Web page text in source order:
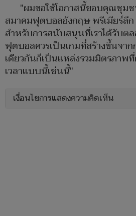
"ผมขอใช้โอกาสนี้ขอบคุณชุม
สมาคมฟุตบอลอังกฤษ พรีเมียร์ลีก
สำหรับการสนับสนุนที่เราได้รับต
ฟุตบอลควรเป็นเกมที่สร้างขึ้นจา
เดียวกันก็เป็นแหล่งรวมมิตรภาพที่
เวลาแบบนี้เช่นนี้"
เงื่อนไขการแสดงความคิดเห็น